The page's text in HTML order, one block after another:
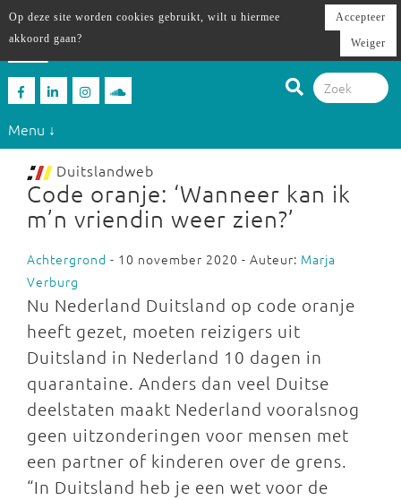
Menu ↓
Duitslandweb
Code oranje: ‘Wanneer kan ik
m’n vriendin weer zien?’
Achtergrond - 10 november 2020 - Auteur: Marja
Verburg
Nu Nederland Duitsland op code oranje
heeft gezet, moeten reizigers uit
Duitsland in Nederland 10 dagen in
quarantaine. Anders dan veel Duitse
deelstaten maakt Nederland vooralsnog
geen uitzonderingen voor mensen met
een partner of kinderen over de grens.
“In Duitsland heb je een wet voor de
Op deze site worden cookies gebruikt, wilt u hiermee
akkoord gaan?
Accepteer
Weiger